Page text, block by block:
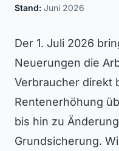
Stand: Juni 2026
Der 1. Juli 2026
Neuerungen die
Verbraucher
Rentenerhöhung
bis hin zu
Grundsicherung.